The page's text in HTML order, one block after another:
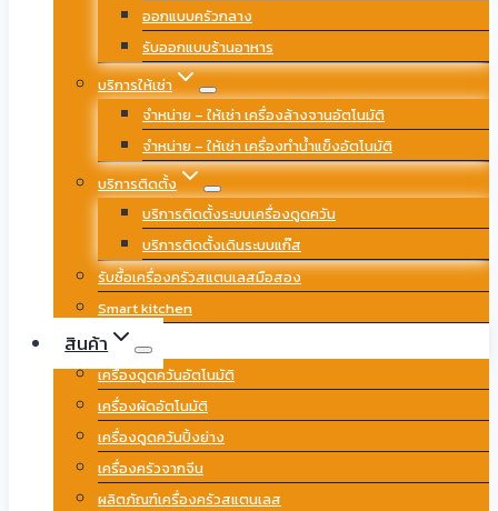
ออกแบบครัวกลาง
รับออกแบบร้านอาหาร
บริการให้เช่า
จำหน่าย – ให้เช่า เครื่องล้างจานอัตโนมัติ
จำหน่าย – ให้เช่า เครื่องทำน้ำแข็งอัตโนมัติ
บริการติดตั้ง
บริการติดตั้งระบบเครื่องดูดควัน
บริการติดตั้งเดินระบบแก๊ส
รับซื้อเครื่องครัวสแตนเลสมือสอง
Smart kitchen
สินค้า
เครื่องดูดควันอัตโนมัติ
เครื่องผัดอัตโนมัติ
เครื่องดูดควันปิ้งย่าง
เครื่องครัวจากจีน
ผลิตภัณฑ์เครื่องครัวสแตนเลส